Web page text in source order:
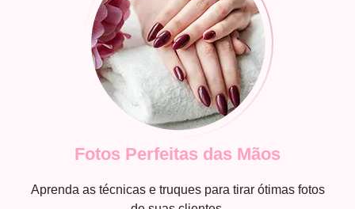
Fotos Perfeitas das Mãos
Aprenda as técnicas e truques para tirar ótimas fotos